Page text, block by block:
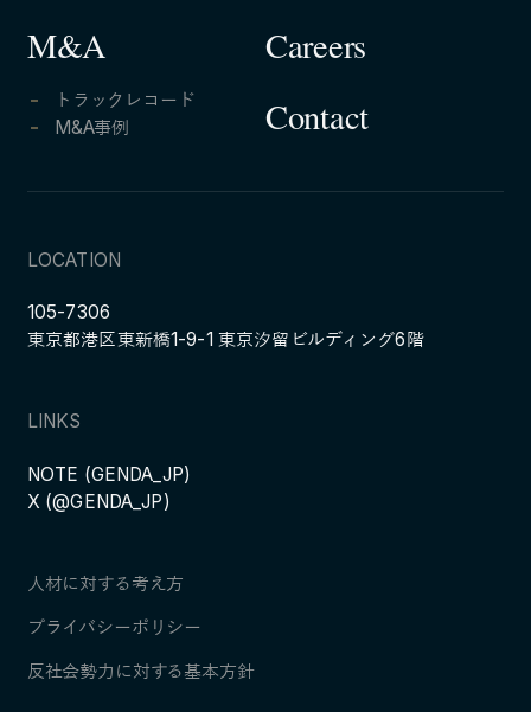
M&A
トラックレコード
M&A事例
Careers
Contact
LOCATION
105-7306
東京都港区東新橋1-9-1 東京汐留ビルディング6階
LINKS
NOTE (GENDA_JP)
X (@GENDA_JP)
人材に対する考え方
プライバシーポリシー
反社会勢力に対する基本方針